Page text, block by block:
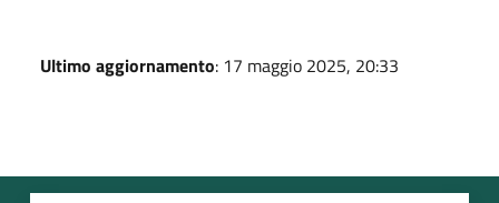
Ultimo aggiornamento: 17 maggio 2025, 20:33